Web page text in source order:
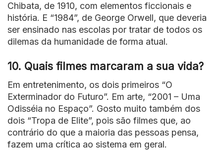
Chibata, de 1910, com elementos ficcionais e
história. E “1984”, de George Orwell, que deveria
ser ensinado nas escolas por tratar de todos os
dilemas da humanidade de forma atual.
10. Quais filmes marcaram a sua vida?
Em entretenimento, os dois primeiros “O
Exterminador do Futuro”. Em arte, “2001 – Uma
Odisséia no Espaço”. Gosto muito também dos
dois “Tropa de Elite”, pois são filmes que, ao
contrário do que a maioria das pessoas pensa,
fazem uma crítica ao sistema em geral.